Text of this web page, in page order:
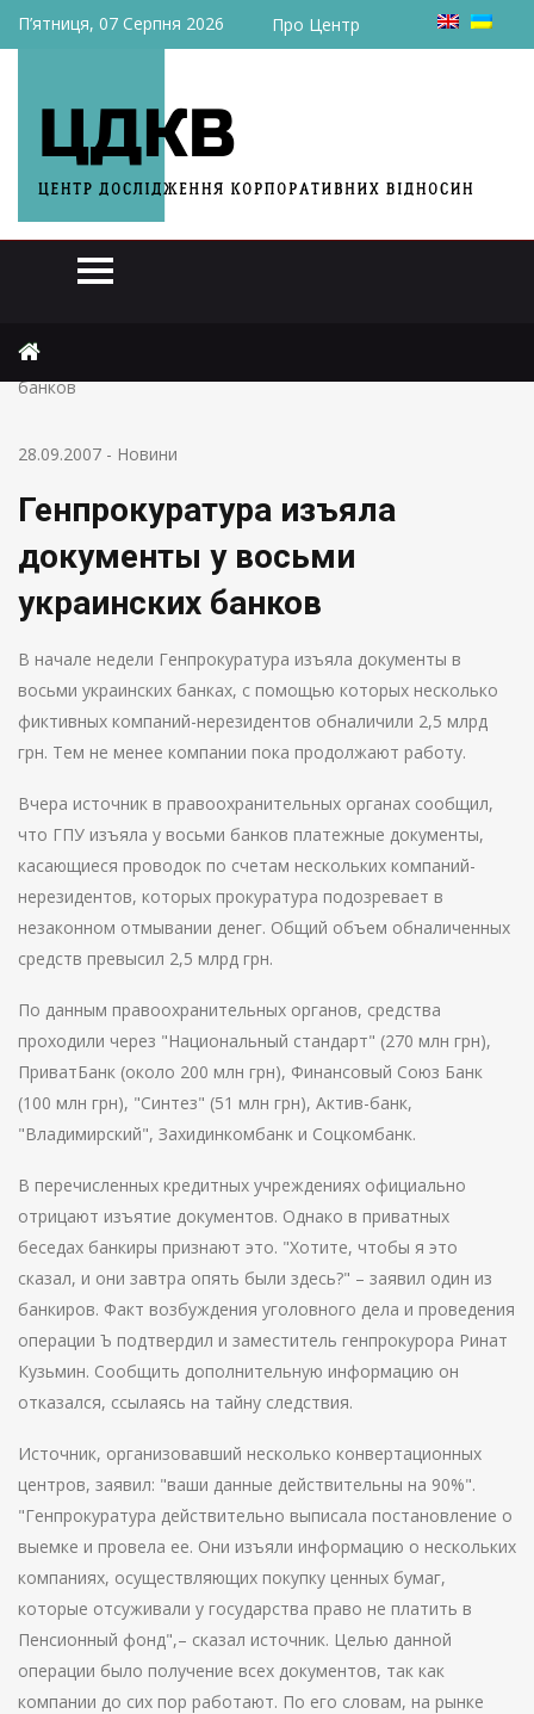
П’ятниця, 07 Серпня 2026 Про Центр
Генпрокуратура изъяла документы у восьми украинских
банков
28.09.2007 - Новини
Генпрокуратура изъяла
документы у восьми
украинских банков
В начале недели Генпрокуратура изъяла документы в
восьми украинских банках, с помощью которых несколько
фиктивных компаний-нерезидентов обналичили 2,5 млрд
грн. Тем не менее компании пока продолжают работу.
Вчера источник в правоохранительных органах сообщил,
что ГПУ изъяла у восьми банков платежные документы,
касающиеся проводок по счетам нескольких компаний-
нерезидентов, которых прокуратура подозревает в
незаконном отмывании денег. Общий объем обналиченных
средств превысил 2,5 млрд грн.
По данным правоохранительных органов, средства
проходили через "Национальный стандарт" (270 млн грн),
ПриватБанк (около 200 млн грн), Финансовый Союз Банк
(100 млн грн), "Синтез" (51 млн грн), Актив-банк,
"Владимирский", Захидинкомбанк и Соцкомбанк.
В перечисленных кредитных учреждениях официально
отрицают изъятие документов. Однако в приватных
беседах банкиры признают это. "Хотите, чтобы я это
сказал, и они завтра опять были здесь?" – заявил один из
банкиров. Факт возбуждения уголовного дела и проведения
операции Ъ подтвердил и заместитель генпрокурора Ринат
Кузьмин. Сообщить дополнительную информацию он
отказался, ссылаясь на тайну следствия.
Источник, организовавший несколько конвертационных
центров, заявил: "ваши данные действительны на 90%".
"Генпрокуратура действительно выписала постановление о
выемке и провела ее. Они изъяли информацию о нескольких
компаниях, осуществляющих покупку ценных бумаг,
которые отсуживали у государства право не платить в
Пенсионный фонд",– сказал источник. Целью данной
операции было получение всех документов, так как
компании до сих пор работают. По его словам, на рынке